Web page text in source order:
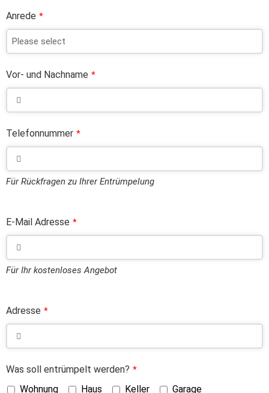
Anrede *
Vor- und Nachname *
Telefonnummer *
Für Rückfragen zu Ihrer Entrümpelung
E-Mail Adresse *
Für Ihr kostenloses Angebot
Adresse *
Was soll entrümpelt werden? *
Wohnung Haus Keller Garage